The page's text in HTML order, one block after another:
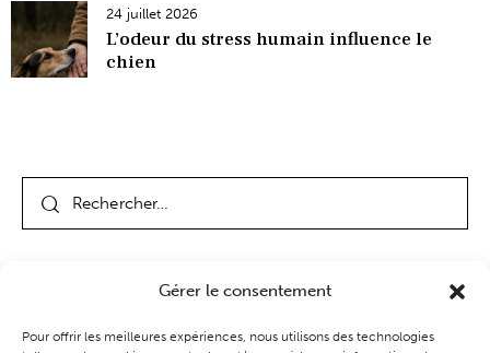
Gérer le consentement
Pour offrir les meilleures expériences, nous utilisons des technologies
24 juillet 2026
L’odeur du stress humain influence le
chien